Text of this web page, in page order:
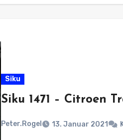
Siku
Siku 1471 – Citroen
Peter.Rogel 13. Januar 2021